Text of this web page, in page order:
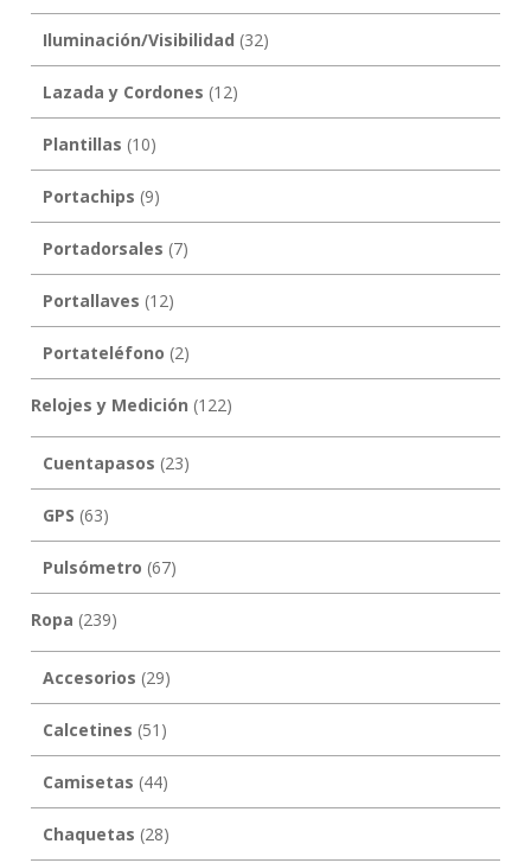
Iluminación/Visibilidad (32)
Lazada y Cordones (12)
Plantillas (10)
Portachips (9)
Portadorsales (7)
Portallaves (12)
Portateléfono (2)
Relojes y Medición (122)
Cuentapasos (23)
GPS (63)
Pulsómetro (67)
Ropa (239)
Accesorios (29)
Calcetines (51)
Camisetas (44)
Chaquetas (28)